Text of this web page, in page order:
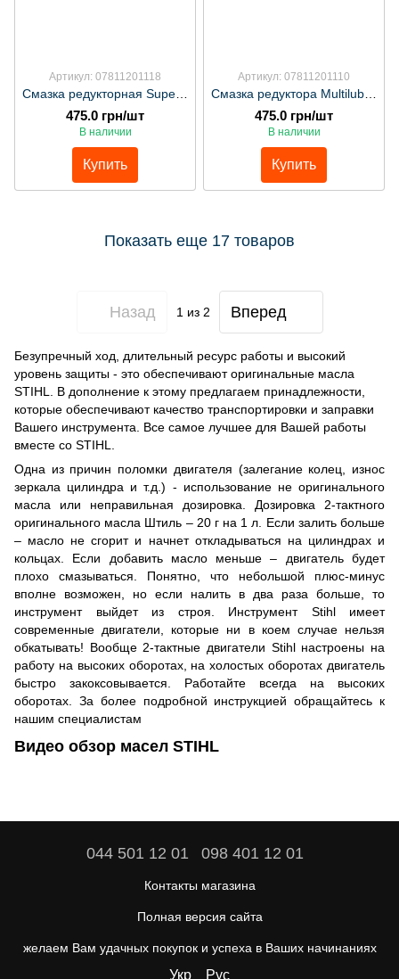
Артикул: 07811201118
475.0 грн/шт
В наличии
Купить
Артикул: 07811201110
475.0 грн/шт
В наличии
Купить
Показать еще 17 товаров
Назад 1 из 2 Вперед
Безупречный ход, длительный ресурс работы и высокий
уровень защиты - это обеспечивают оригинальные масла
STIHL. В дополнение к этому предлагаем принадлежности,
которые обеспечивают качество транспортировки и заправки
Вашего инструмента. Все самое лучшее для Вашей работы
вместе со STIHL.
Одна из причин поломки двигателя (залегание колец, износ
зеркала цилиндра и т.д.) - использование не оригинального
масла или неправильная дозировка. Дозировка 2-тактного
оригинального масла Штиль – 20 г на 1 л. Если залить больше
– масло не сгорит и начнет откладываться на цилиндрах и
кольцах. Если добавить масло меньше – двигатель будет
плохо смазываться. Понятно, что небольшой плюс-минус
вполне возможен, но если налить в два раза больше, то
инструмент выйдет из строя. Инструмент Stihl имеет
современные двигатели, которые ни в коем случае нельзя
обкатывать! Вообще 2-тактные двигатели Stihl настроены на
работу на высоких оборотах, на холостых оборотах двигатель
быстро закоксовывается. Работайте всегда на высоких
оборотах. За более подробной инструкцией обращайтесь к
нашим специалистам
Видео обзор масел STIHL
044 501 12 01 098 401 12 01
Контакты магазина
Полная версия сайта
желаем Вам удачных покупок и успеха в Ваших начинаниях
Укр Рус